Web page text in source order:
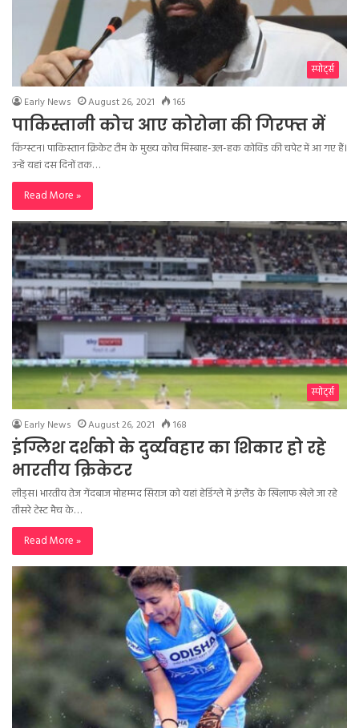
स्पोर्ट्स
Early News August 26, 2021 165
पाकिस्तानी कोच आए कोरोना की गिरफ्त में
किंग्स्टन। पाकिस्तान क्रिकेट टीम के मुख्य कोच मिस्बाह-उल-हक कोविड की चपेट में आ गए हैं।
उन्हें यहां दस दिनों तक…
Read More »
स्पोर्ट्स
Early News August 26, 2021 168
इंग्लिश दर्शको के दुर्व्यवहार का शिकार हो रहे
भारतीय क्रिकेटर
लीड्स। भारतीय तेज गेंदबाज मोहम्मद सिराज को यहां हेडिंग्ले में इंग्लैंड के खिलाफ खेले जा रहे
तीसरे टेस्ट मैच के…
Read More »